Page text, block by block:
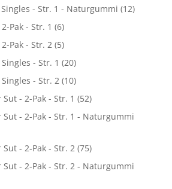
Singles - Str. 1 - Naturgummi (12)
Pak - Str. 1 (6)
Pak - Str. 2 (5)
- Str. 1 (20)
- Str. 2 (10)
- 2-Pak - Str. 1 (52)
Sut - 2-Pak - Str. 1 - Naturgummi
- 2-Pak - Str. 2 (75)
Sut - 2-Pak - Str. 2 - Naturgummi